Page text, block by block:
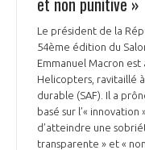
NOS MISSIONS
NOTRE HISTOIRE
L’ÉQUIPE DU GIFAS
NOS RÉSEAUX À
FONCTIONNEMENT
GEADS
COMITÉ AERO PME
LES PROGRAMMES DU
LA MÉDIATION
Le président de la
54ème édition du
Emmanuel Macron est
Helicopters, ravitaillé
durable (SAF). Il a
basé sur l’«
d’atteindre une
transparente » et «